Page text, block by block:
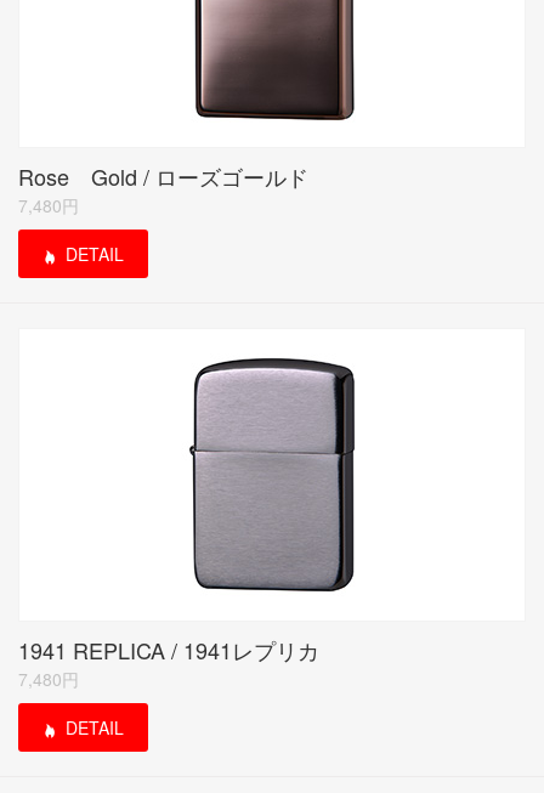
Rose Gold / ローズゴールド
7,480円
DETAIL
1941 REPLICA / 1941レプリカ
7,480円
DETAIL